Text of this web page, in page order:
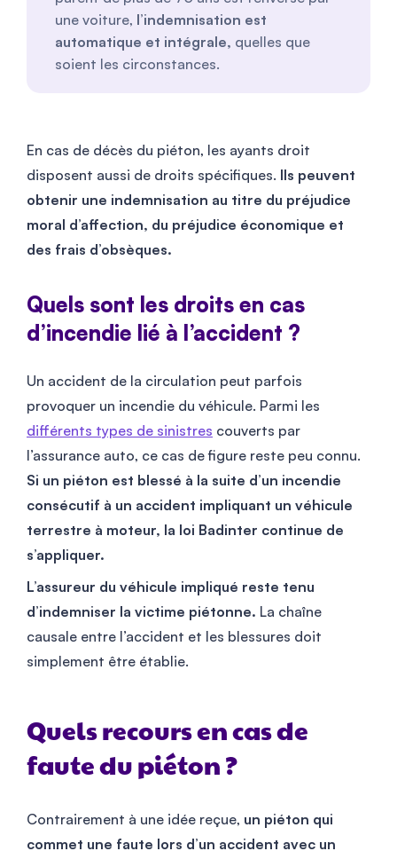
une voiture, l’indemnisation est
automatique et intégrale, quelles que
soient les circonstances.
En cas de décès du piéton, les ayants droit
disposent aussi de droits spécifiques. Ils peuvent
obtenir une indemnisation au titre du préjudice
moral d’affection, du préjudice économique et
des frais d’obsèques.
Quels sont les droits en cas
d’incendie lié à l’accident ?
Un accident de la circulation peut parfois
provoquer un incendie du véhicule. Parmi les
différents types de sinistres couverts par
l’assurance auto, ce cas de figure reste peu connu.
Si un piéton est blessé à la suite d’un incendie
consécutif à un accident impliquant un véhicule
terrestre à moteur, la loi Badinter continue de
s’appliquer.
L’assureur du véhicule impliqué reste tenu
d’indemniser la victime piétonne. La chaîne
causale entre l’accident et les blessures doit
simplement être établie.
Quels recours en cas de
faute du piéton ?
Contrairement à une idée reçue, un piéton qui
commet une faute lors d’un accident avec un